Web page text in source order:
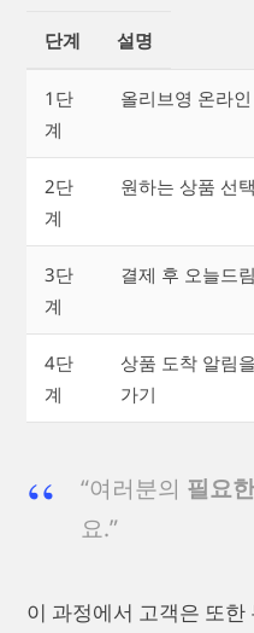
단계 설명
1단
계
올리브영 온라
2단
계
원하는 상품 선
3단
계
결제 후 오늘드
4단
계
상품 도착 알림
가기
“여러분의 필요한
요.”
이 과정에서 고객은 또